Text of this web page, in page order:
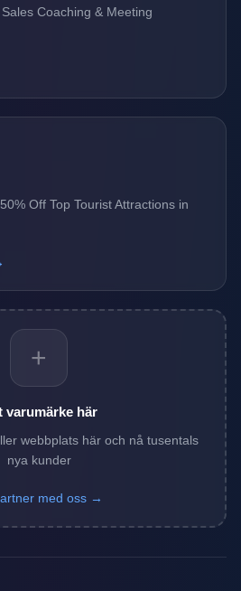
Coaching & Meeting
Off Top Tourist Attractions in
+
varumärke här
webbplats här och nå tusentals
nya kunder
med oss →